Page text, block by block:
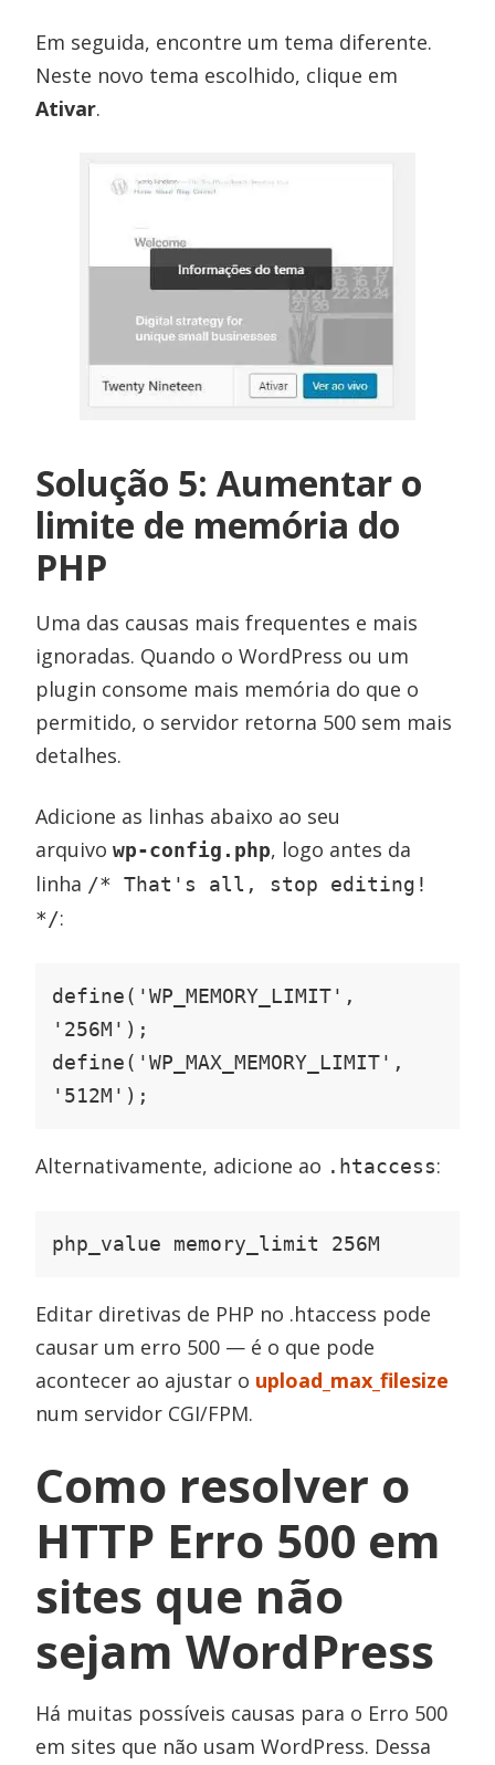
Em seguida, encontre um tema diferente.
Neste novo tema escolhido, clique em
Ativar.
Solução 5: Aumentar o
limite de memória do
PHP
Uma das causas mais frequentes e mais
ignoradas. Quando o WordPress ou um
plugin consome mais memória do que o
permitido, o servidor retorna 500 sem mais
detalhes.
Adicione as linhas abaixo ao seu
arquivo wp-config.php, logo antes da
linha /* That's all, stop editing!
*/:
define('WP_MEMORY_LIMIT',
'256M');
define('WP_MAX_MEMORY_LIMIT',
'512M');
Alternativamente, adicione ao .htaccess:
php_value memory_limit 256M
Editar diretivas de PHP no .htaccess pode
causar um erro 500 — é o que pode
acontecer ao ajustar o upload_max_filesize
num servidor CGI/FPM.
Como resolver o
HTTP Erro 500 em
sites que não
sejam WordPress
Há muitas possíveis causas para o Erro 500
em sites que não usam WordPress. Dessa